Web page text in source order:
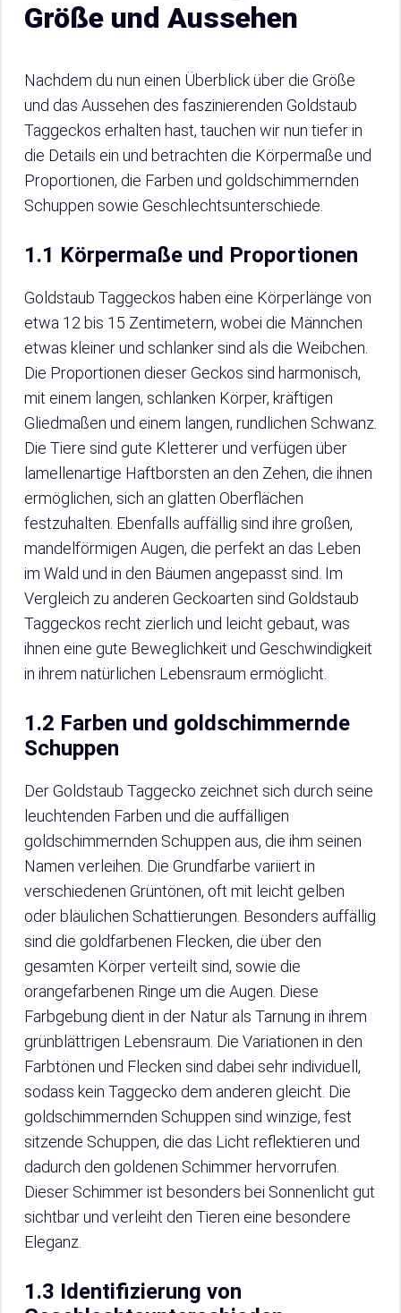
Größe und Aussehen
Nachdem du nun einen Überblick über die Größe
und das Aussehen des faszinierenden Goldstaub
Taggeckos erhalten hast, tauchen wir nun tiefer in
die Details ein und betrachten die Körpermaße und
Proportionen, die Farben und goldschimmernden
Schuppen sowie Geschlechtsunterschiede.
1.1 Körpermaße und Proportionen
Goldstaub Taggeckos haben eine Körperlänge von
etwa 12 bis 15 Zentimetern, wobei die Männchen
etwas kleiner und schlanker sind als die Weibchen.
Die Proportionen dieser Geckos sind harmonisch,
mit einem langen, schlanken Körper, kräftigen
Gliedmaßen und einem langen, rundlichen Schwanz.
Die Tiere sind gute Kletterer und verfügen über
lamellenartige Haftborsten an den Zehen, die ihnen
ermöglichen, sich an glatten Oberflächen
festzuhalten. Ebenfalls auffällig sind ihre großen,
mandelförmigen Augen, die perfekt an das Leben
im Wald und in den Bäumen angepasst sind. Im
Vergleich zu anderen Geckoarten sind Goldstaub
Taggeckos recht zierlich und leicht gebaut, was
ihnen eine gute Beweglichkeit und Geschwindigkeit
in ihrem natürlichen Lebensraum ermöglicht.
1.2 Farben und goldschimmernde
Schuppen
Der Goldstaub Taggecko zeichnet sich durch seine
leuchtenden Farben und die auffälligen
goldschimmernden Schuppen aus, die ihm seinen
Namen verleihen. Die Grundfarbe variiert in
verschiedenen Grüntönen, oft mit leicht gelben
oder bläulichen Schattierungen. Besonders auffällig
sind die goldfarbenen Flecken, die über den
gesamten Körper verteilt sind, sowie die
orangefarbenen Ringe um die Augen. Diese
Farbgebung dient in der Natur als Tarnung in ihrem
grünblättrigen Lebensraum. Die Variationen in den
Farbtönen und Flecken sind dabei sehr individuell,
sodass kein Taggecko dem anderen gleicht. Die
goldschimmernden Schuppen sind winzige, fest
sitzende Schuppen, die das Licht reflektieren und
dadurch den goldenen Schimmer hervorrufen.
Dieser Schimmer ist besonders bei Sonnenlicht gut
sichtbar und verleiht den Tieren eine besondere
Eleganz.
1.3 Identifizierung von